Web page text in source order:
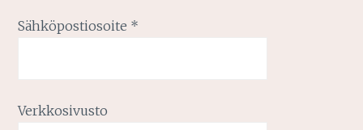
Sähköpostiosoite *
Verkkosivusto